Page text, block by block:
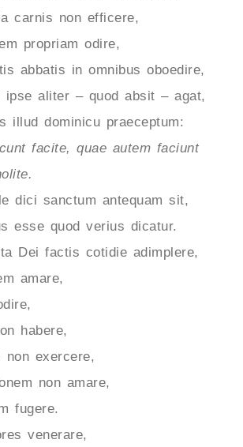
carnis non efficere,
propriam odire,
abbatis in omnibus oboedire,
ipse aliter – quod absit – agat,
illud dominicu praeceptum:
facite, quae autem faciunt
dici sanctum antequam sit,
esse quod verius dicatur.
Dei factis cotidie adimplere,
amare,
habere,
non exercere,
non amare,
fugere.
venerare,